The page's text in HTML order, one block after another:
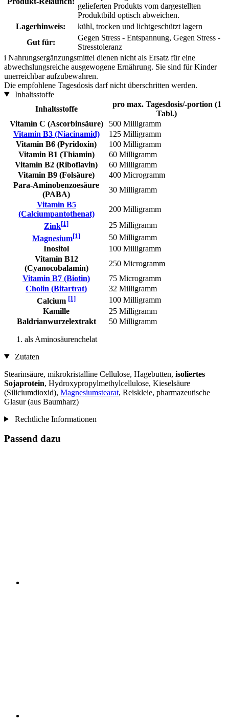
gelieferten Produkts vom dargestellten
Produktbild optisch abweichen.
Lagerhinweis:
kühl, trocken und lichtgeschützt lagern
Gut für:
Gegen Stress - Entspannung, Gegen Stress -
Stresstoleranz
i Nahrungsergänzungsmittel dienen nicht als Ersatz für eine
abwechslungsreiche ausgewogene Ernährung. Sie sind für Kinder
unerreichbar aufzubewahren.
Die empfohlene Tagesdosis darf nicht überschritten werden.
Inhaltsstoffe
Inhaltsstoffe
pro max. Tagesdosis/-portion (1
Tabl.)
Vitamin C (Ascorbinsäure)
500 Milligramm
Vitamin B3 (Niacinamid)
125 Milligramm
Vitamin B6 (Pyridoxin)
100 Milligramm
Vitamin B1 (Thiamin)
60 Milligramm
Vitamin B2 (Riboflavin)
60 Milligramm
Vitamin B9 (Folsäure)
400 Microgramm
Para-Aminobenzoesäure
(PABA)
30 Milligramm
Vitamin B5
(Calciumpantothenat)
200 Milligramm
Zink[1]
25 Milligramm
Magnesium[1]
50 Milligramm
Inositol
100 Milligramm
Vitamin B12
(Cyanocobalamin)
250 Microgramm
Vitamin B7 (Biotin)
75 Microgramm
Cholin (Bitartrat)
32 Milligramm
Calcium [1]
100 Milligramm
Kamille
25 Milligramm
Baldrianwurzelextrakt
50 Milligramm
als Aminosäurenchelat
Zutaten
Stearinsäure, mikrokristalline Cellulose, Hagebutten, isoliertes
Sojaprotein, Hydroxypropylmethylcellulose, Kieselsäure
(Siliciumdioxid), Magnesiumstearat, Reiskleie, pharmazeutische
Glasur (aus Baumharz)
Rechtliche Informationen
Passend dazu